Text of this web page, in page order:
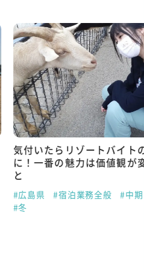
気付いたらリゾートバイト
に！一番の魅力は価値観が
と
#広島県 #宿泊業務全般
#中期
#冬